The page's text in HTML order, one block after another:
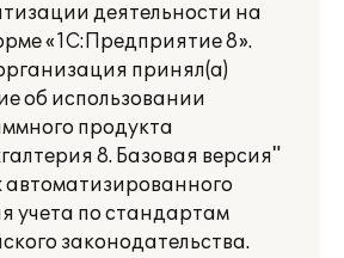
деятельности на
«1С:Предприятие 8».
принял(а)
об использовании
продукта
8. Базовая версия"
автоматизированного
учета по стандартам
законодательства.